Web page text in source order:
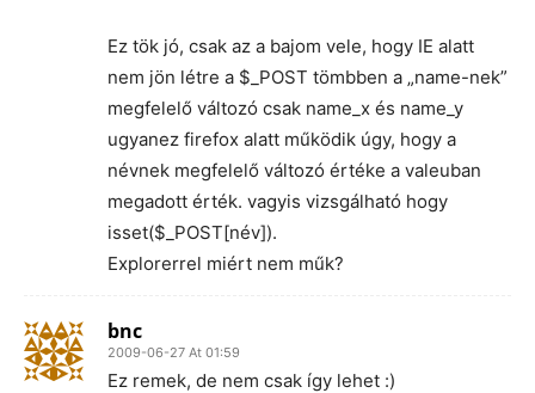
Ez tök jó, csak az a bajom vele, hogy IE alatt
nem jön létre a $_POST tömbben a „name-nek”
megfelelő változó csak name_x és name_y
ugyanez firefox alatt működik úgy, hogy a
névnek megfelelő változó értéke a valeuban
megadott érték. vagyis vizsgálható hogy
isset($_POST[név]).
Explorerrel miért nem műk?
bnc
2009-06-27 At 01:59
Ez remek, de nem csak így lehet :)